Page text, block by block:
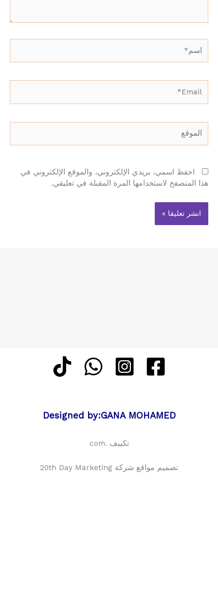
احفظ اسمي، بريدي الإلكتروني، والموقع الإلكتروني في
هذا المتصفح لاستخدامها المرة المقبلة في تعليقي.
Designed by:GANA MOHAMED
تكييف .com
تصميم مواقع شركة 20th Day Marketing